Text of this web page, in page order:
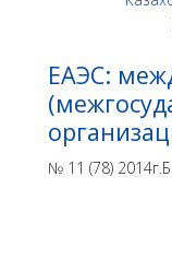
ЕАЭС:
№ 11 (78)